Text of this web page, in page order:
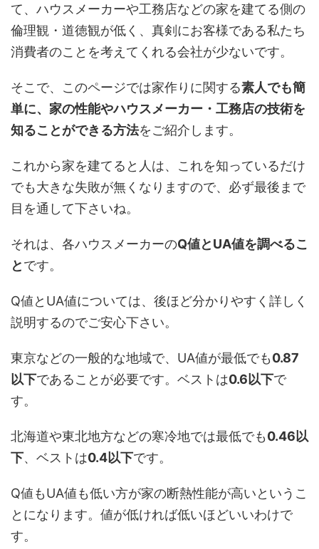
て、ハウスメーカーや工務店などの家を建てる側の
倫理観・道徳観が低く、真剣にお客様である私たち
消費者のことを考えてくれる会社が少ないです。
そこで、このページでは家作りに関する素人でも簡
単に、家の性能やハウスメーカー・工務店の技術を
知ることができる方法をご紹介します。
これから家を建てると人は、これを知っているだけ
でも大きな失敗が無くなりますので、必ず最後まで
目を通して下さいね。
それは、各ハウスメーカーのQ値とUA値を調べるこ
とです。
Q値とUA値については、後ほど分かりやすく詳しく
説明するのでご安心下さい。
東京などの一般的な地域で、UA値が最低でも0.87
以下であることが必要です。ベストは0.6以下で
す。
北海道や東北地方などの寒冷地では最低でも0.46以
下、ベストは0.4以下です。
Q値もUA値も低い方が家の断熱性能が高いというこ
とになります。値が低ければ低いほどいいわけで
す。